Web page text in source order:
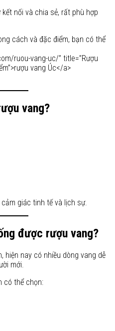
nối và chia sẻ, rất phù hợp
cách và đặc điểm, bạn có thể
ruou-vang-uc/” title=”Rượu
vang Úc</a>
vang?
giác tinh tế và lịch sự.
được rượu vang?
hiện nay có nhiều dòng vang dễ
mới.
có thể chọn: